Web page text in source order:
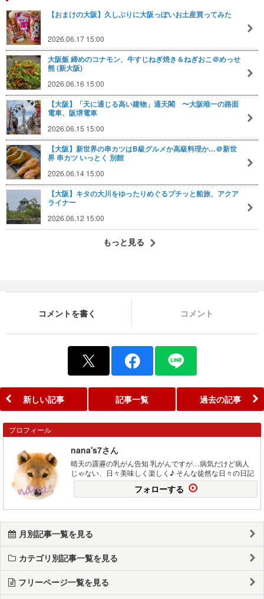
【おまけの大阪】久しぶりに大阪っぽいお土産買ってみた
2026.06.17 15:00
大阪飯 締めのコナモン、牛すじねぎ焼き＆ねぎおこ＠めっせ
熊 (新大阪)
2026.06.16 15:00
【大阪】「天に通じる高い建物」通天閣 〜大阪唯一の路面
電車、阪堺電車
2026.06.15 15:00
【大阪】新世界の串カツはB級グルメか高級料理か…＠新世
界 串カツ いっとく 別館
2026.06.14 15:00
【大阪】キタの大川をゆったりめぐるプチッと船旅、アクア
ライナー
2026.06.12 15:00
もっと見る
コメントを書く コメント
新しい記事 記事一覧 過去の記事
プロフィール
nana's7さん
晴天の霹靂の乳がん告知 乳がんですが…病気だけど病人
じゃない、日々美味しく楽しく♪ そんな徒然な日々の日記
フォローする
月別記事一覧を見る
カテゴリ別記事一覧を見る
フリーページ一覧を見る